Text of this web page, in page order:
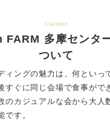
Cuisine
多摩センタ
ついて
ィングの魅力は、何といっ
すぐに同じ会場で食事がで
のカジュアルな会から大人
です。